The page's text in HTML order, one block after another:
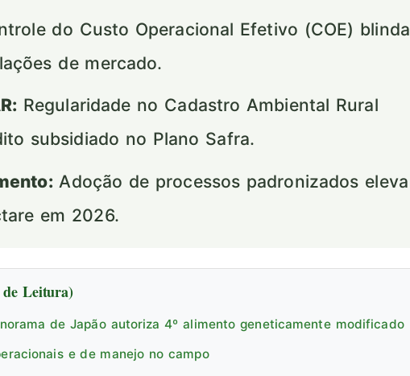
do Custo Operacional Efetivo (COE) blinda
de mercado.
Regularidade no Cadastro Ambiental Rural
subsidiado no Plano Safra.
Adoção de processos padronizados eleva
em 2026.
Leitura)
de Japão autoriza 4º alimento geneticamente modificado
e de manejo no campo